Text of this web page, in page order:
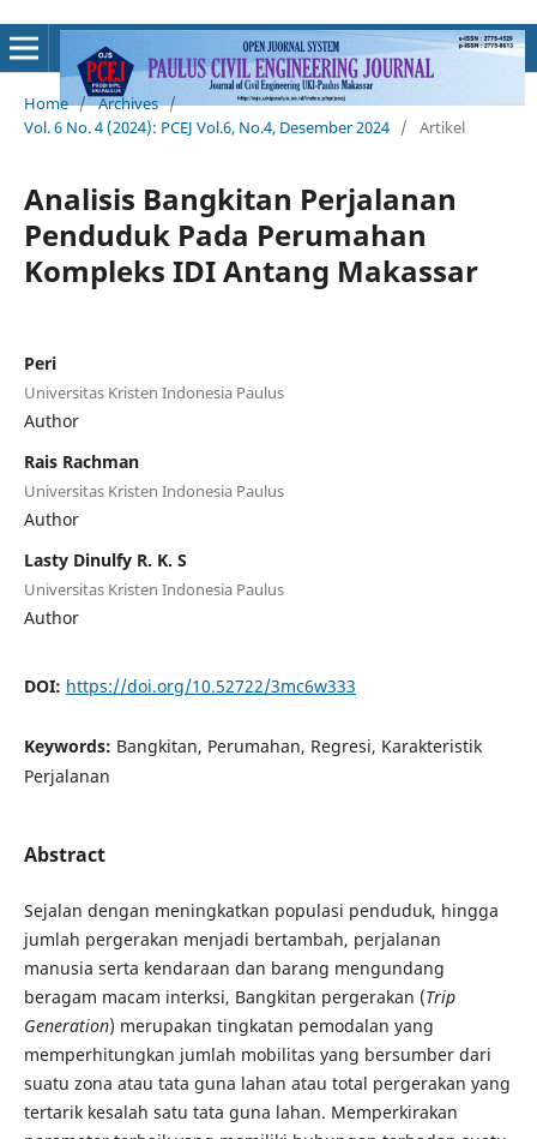
Home / Archives /
Vol. 6 No. 4 (2024): PCEJ Vol.6, No.4, Desember 2024 / Artikel
Analisis Bangkitan Perjalanan
Penduduk Pada Perumahan
Kompleks IDI Antang Makassar
Peri
Universitas Kristen Indonesia Paulus
Author
Rais Rachman
Universitas Kristen Indonesia Paulus
Author
Lasty Dinulfy R. K. S
Universitas Kristen Indonesia Paulus
Author
DOI: https://doi.org/10.52722/3mc6w333
Keywords: Bangkitan, Perumahan, Regresi, Karakteristik
Perjalanan
Abstract
Sejalan dengan meningkatkan populasi penduduk, hingga
jumlah pergerakan menjadi bertambah, perjalanan
manusia serta kendaraan dan barang mengundang
beragam macam interksi, Bangkitan pergerakan (Trip
Generation) merupakan tingkatan pemodalan yang
memperhitungkan jumlah mobilitas yang bersumber dari
suatu zona atau tata guna lahan atau total pergerakan yang
tertarik kesalah satu tata guna lahan. Memperkirakan